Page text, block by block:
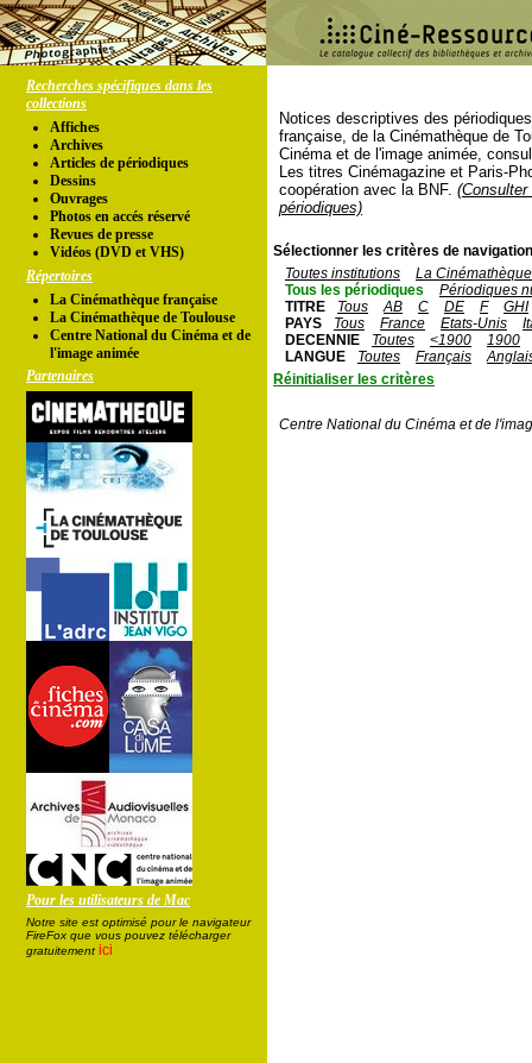
Recherches spécifiques dans les
collections
Affiches
Archives
Articles de périodiques
Dessins
Ouvrages
Photos en accés réservé
Revues de presse
Vidéos (DVD et VHS)
Répertoires
La Cinémathèque française
La Cinémathèque de Toulouse
Centre National du Cinéma et de
l'image animée
Partenaires
Pour les utilisateurs de Mac
Notre site est optimisé pour le navigateur
FireFox que vous pouvez télécharger
gratuitement ici
Notices descriptives des
française, de la Cinémathèque de
Cinéma et de l'image animée,
Les titres Cinémagazine et Paris-
coopération avec la BNF.
périodiques)
Sélectionner les critères de
Toutes institutions
La
Tous les périodiques
Périodiques
TITRE
Tous AB C DE F
GHI
PAYS
Tous France Etats-Unis
DECENNIE
Toutes <1900
1900
LANGUE
Toutes Français
Réinitialiser les critères
Centre National du Cinéma et de